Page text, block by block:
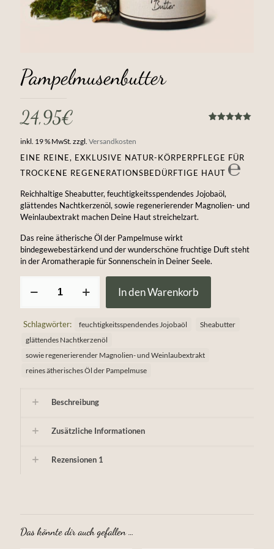
Pampelmusenbutter
basierend
auf
Kundenbewertung
24,95€
inkl. 19 % MwSt. zzgl. Versandkosten
EINE REINE, EXKLUSIVE NATUR-KÖRPERPFLEGE FÜR
TROCKENE REGENERATIONSBEDÜRFTIGE HAUT
Reichhaltige Sheabutter, feuchtigkeitsspendendes Jojobaöl,
glättendes Nachtkerzenöl, sowie regenerierender Magnolien- und
Weinlaubextrakt machen Deine Haut streichelzart.
Das reine ätherische Öl der Pampelmuse wirkt
bindegewebestärkend und der wunderschöne fruchtige Duft steht
in der Aromatherapie für Sonnenschein in Deiner Seele.
Menge
In den Warenkorb
Schlagwörter: feuchtigkeitsspendendes Jojobaöl
Sheabutter
glättendes Nachtkerzenöl
sowie regenerierender Magnolien- und Weinlaubextrakt
reines ätherisches Öl der Pampelmuse
Beschreibung
Zusätzliche Informationen
Rezensionen 1
Das könnte dir auch gefallen …